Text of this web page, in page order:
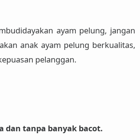
ayam pelung, jangan
anak ayam pelung berkualitas,
pelanggan.
dan tanpa banyak bacot.